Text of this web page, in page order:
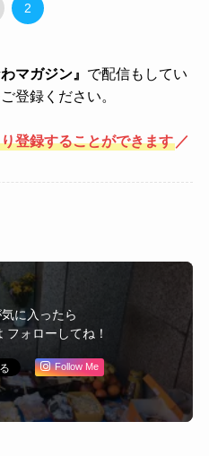
2
マガジン』 で配信もしてい
登録ください。
登録することができます ／
に入ったら
フォローしてね！
Follow Me